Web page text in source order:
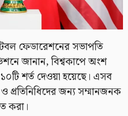
ফেডারেশনের সভাপতি
জানান, বিশ্বকাপে অংশ
শর্ত দেওয়া হয়েছে। এসব
প্রতিনিধিদের জন্য সম্মানজনক
করা।